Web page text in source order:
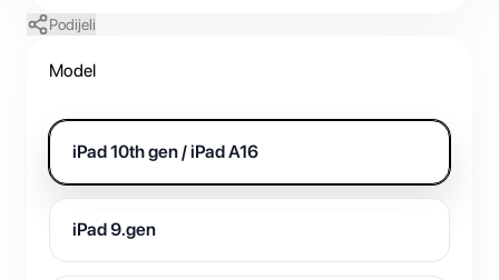
Podijeli
Model
iPad 10th gen / iPad A16
iPad 9.gen